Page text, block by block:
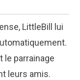
LittleBill lui
le parrainage
leurs amis.